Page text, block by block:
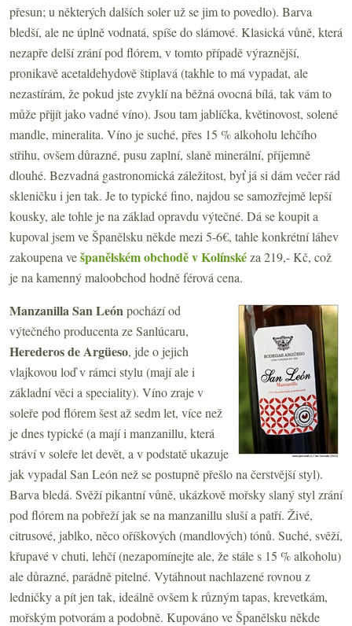
přesun; u některých dalších soler už se jim to povedlo). Barva
bledší, ale ne úplně vodnatá, spíše do slámové. Klasická vůně, která
nezapře delší zrání pod flórem, v tomto případě výraznější,
pronikavě acetaldehydově štiplavá (takhle to má vypadat, ale
nezastírám, že pokud jste zvyklí na běžná ovocná bílá, tak vám to
může přijít jako vadné víno). Jsou tam jablíčka, květinovost, solené
mandle, mineralita. Víno je suché, přes 15 % alkoholu lehčího
střihu, ovšem důrazné, pusu zaplní, slaně minerální, příjemně
dlouhé. Bezvadná gastronomická záležitost, byť já si dám večer rád
skleničku i jen tak. Je to typické fino, najdou se samozřejmě lepší
kousky, ale tohle je na základ opravdu výtečné. Dá se koupit a
kupoval jsem ve Španělsku někde mezi 5-6€, tahle konkrétní láhev
zakoupena vešpanělském obchodě v Kolínskéza 219,- Kč, což
je na kamenný maloobchod hodně férová cena.
Manzanilla San Leónpochází od
výtečného producenta ze Sanlúcaru,
Herederos de Argüeso, jde o jejich
vlajkovou loď v rámci stylu (mají ale i
základní věci a speciality). Víno zraje v
soleře pod flórem šest až sedm let, více než
je dnes typické (a mají i manzanillu, která
stráví v soleře let devět, a v podstatě ukazuje
jak vypadal San León než se postupně přešlo na čerstvější styl).
Barva bledá. Svěží pikantní vůně, ukázkově mořsky slaný styl zrání
pod flórem na pobřeží jak se na manzanillu sluší a patří. Živé,
citrusové, jablko, něco oříškových (mandlových) tónů. Suché, svěží,
křupavé v chuti, lehčí (nezapomínejte ale, že stále s 15 % alkoholu)
ale důrazné, parádně pitelné. Vytáhnout nachlazené rovnou z
ledničky a pít jen tak, ideálně ovšem k různým tapas, krevetkám,
mořským potvorám a podobně. Kupováno ve Španělsku někde